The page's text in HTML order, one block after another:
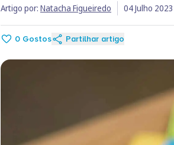
Artigo por: Natacha Figueiredo 04 Julho 2023
0 Gostos Partilhar artigo